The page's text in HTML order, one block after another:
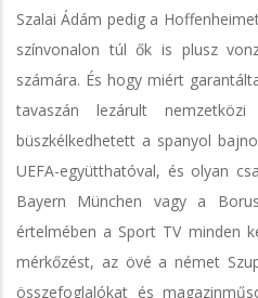
Szalai Ádám pedig a
színvonalon túl ők is plusz
számára. És hogy miért
tavaszán lezárult
büszkélkedhetett a spanyol
UEFA-együtthatóval, és olyan
Bayern München vagy a
értelmében a Sport TV minden
mérkőzést, az övé a német
összefoglalókat és